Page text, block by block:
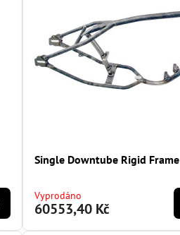
Single Downtube Rigid Frame
Vyprodáno
60553,40 Kč